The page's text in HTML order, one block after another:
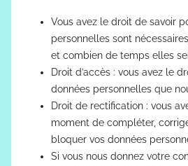
Vous avez le droit de savoir
personnelles sont
et combien de temps elles
Droit d’accès : vous avez le
données personnelles que
Droit de rectification : vous
moment de compléter,
bloquer vos données
Si vous nous donnez votre